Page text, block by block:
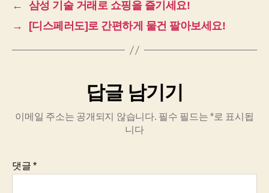
←
삼성 기술 거래로 쇼핑을 즐기세요!
→
[디스페러도]로 간편하게 물건 팔아보세요!
답글 남기기
이메일 주소는 공개되지 않습니다. 필수 필드는*로 표시됩
니다
댓글*